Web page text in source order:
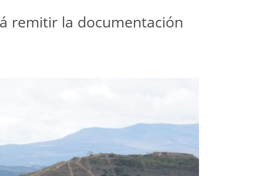
remitir la documentación